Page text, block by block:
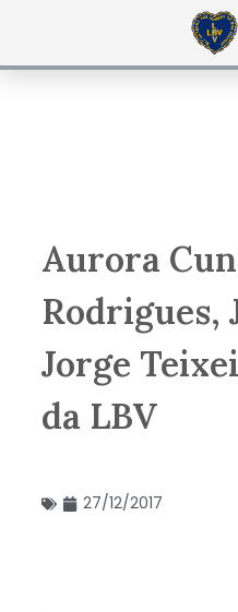
Aurora
Rodrigues,
Jorge
da LBV
27/12/2017